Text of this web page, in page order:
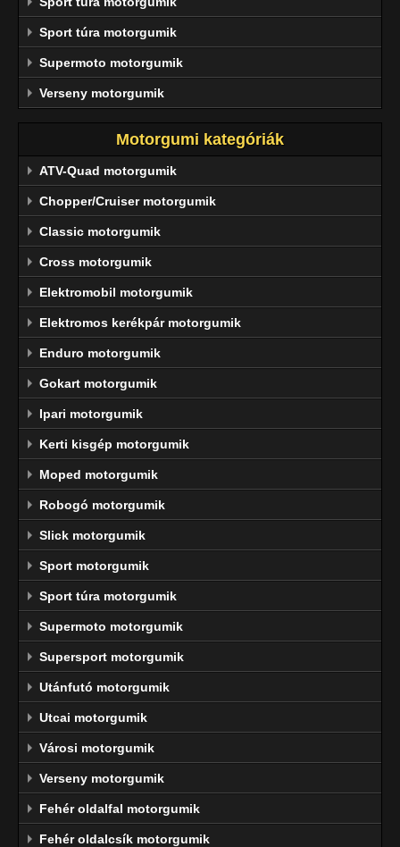
Sport túra motorgumik
Supermoto motorgumik
Verseny motorgumik
Motorgumi kategóriák
ATV-Quad motorgumik
Chopper/Cruiser motorgumik
Classic motorgumik
Cross motorgumik
Elektromobil motorgumik
Elektromos kerékpár motorgumik
Enduro motorgumik
Gokart motorgumik
Ipari motorgumik
Kerti kisgép motorgumik
Moped motorgumik
Robogó motorgumik
Slick motorgumik
Sport motorgumik
Sport túra motorgumik
Supermoto motorgumik
Supersport motorgumik
Utánfutó motorgumik
Utcai motorgumik
Városi motorgumik
Verseny motorgumik
Fehér oldalfal motorgumik
Fehér oldalcsík motorgumik